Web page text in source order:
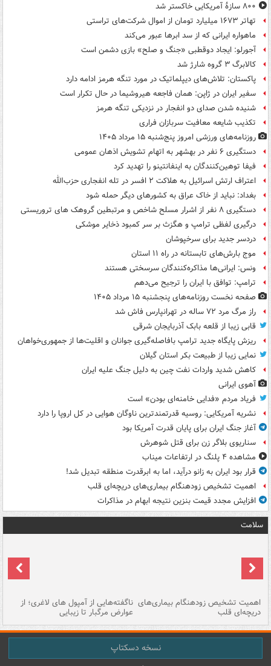
۸۰۰ سازۀ آمریکایی خاکستر شد
تهاتر ۱۶۷۳ میلیارد تومان از اموال شرکت‌های تراستی
ماهواره ایرانی که از سد ابرها عبور می‌کند
آجورلو: ایجاد دوقطبی «جنگ و صلح‌» بازی دشمن است
کالابرگ ۳ گروه شارژ شد
پاکستان: تلاش‌های دیپلماتیک در مورد تنگه هرمز ادامه دارد
سفیر ایران در ژاپن: همان فاجعه هیروشیما در حال تکرار است
شنیده شدن صدای دو انفجار در نزدیکی تنگه هرمز
تکذیب شایعه معافیت سربازان فراری
روزنامه‌های ورزشی امروز پنج‌شنبه ۱۵ مرداد ۱۴۰۵
دستگیری ۶ نفر در بهشهر به اتهام تشویش اذهان عمومی
فیفا توهین‌کنندگان به اینفانتینو را تهدید کرد
اعتراف ارتش اسرائیل به هلاکت ۲ افسر در تله انفجاری حزب‌الله
بغداد: نباید از خاک عراق به کشورهای دیگر حمله شود
دستگیری ۸ نفر از اشرار مسلح شاخص و مرتبطین گروهک های تروریستی
درگیری لفظی ترامپ و هگزث بر سر کمبود ذخایر موشکی
دردسر جدید برای سرخپوشان
موج بارش‌های تابستانه در راه ۱۱ استان
ونس: ایرانی‌ها مذاکره‌کنندگان سرسختی هستند
ترامپ: توافق با ایران را ترجیح می‌دهم
صفحه نخست روزنامه‌های پنجشنبه ۱۵ مرداد ۱۴۰۵
راز مرگ مرد ۷۲ ساله در تهرانپارس فاش شد
قابی زیبا از قلعه بابک آذربایجان شرقی
ریزش پایگاه جدید ترامپ بافاصله‌گیری جوانان و اقلیت‌ها از جمهوری‌خواهان
نمایی زیبا از طبیعت بکر استان گیلان
کاهش شدید واردات نفت چین به دلیل جنگ علیه ایران
آهوی ایرانی
فریاد مردم «فدایی خامنه‌ای بودن» است
نشریه آمریکایی: روسیه قدرتمندترین ناوگان هوایی در کل اروپا را دارد
آغاز جنگ ایران برای پایان قدرت آمریکا بود
سناریوی بلاگر زن برای قتل شوهرش
مشاهده ۴ پلنگ در ارتفاعات میناب
قرار بود ایران به زانو درآید، اما به ابرقدرت منطقه تبدیل شد!
اهمیت تشخیص زودهنگام بیماری‌های دریچه‌ای قلب
افزایش مجدد قیمت بنزین نتیجه ابهام در مذاکرات
سلامت
اهمیت تشخیص زودهنگام بیماری‌های
دریچه‌ای قلب
ناگفته‌هایی از آمپول های لاغری؛ از
عوارض مرگبار تا زیبایی
نسخه دسکتاپ